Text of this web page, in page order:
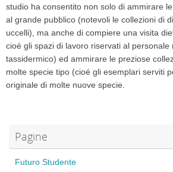
studio ha consentito non solo di ammirare
al grande pubblico (notevoli le collezioni di
uccelli), ma anche di compiere una visita
cioé gli spazi di lavoro riservati al personale
tassidermico) ed ammirare le preziose
molte specie tipo (cioé gli esemplari serviti
originale di molte nuove specie.
Pagine
Futuro Studente